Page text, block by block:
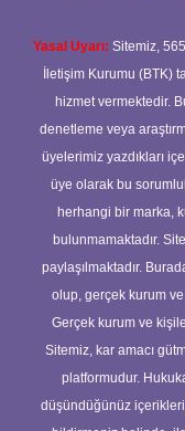
Yasal Uyarı: Sitemiz,
İletişim Kurumu (BTK)
hizmet vermektedir.
denetleme veya
üyelerimiz yazdıkları
üye olarak bu
herhangi bir marka,
bulunmamaktadır.
paylaşılmaktadır.
olup, gerçek kurum ve
Gerçek kurum ve
Sitemiz, kar amacı
platformudur.
düşündüğünüz